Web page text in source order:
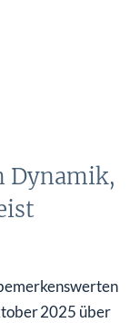
Dynamik,
2025 über